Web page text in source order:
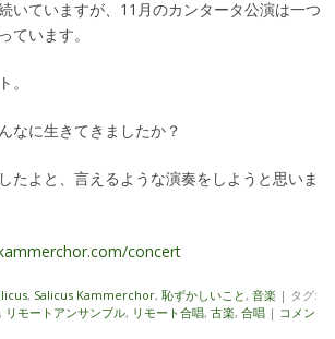
いていますが、11月のカンタータ公演は一つ
ています。
。
なに生きてきましたか？
たよと、言えるような演奏をしようと思いま
concert
, Salicus Kammerchor, 恥ずかしいこと , 音楽 | タグ:
, リモートアンサンブル, リモート合唱, 古楽, 合唱 | コメン